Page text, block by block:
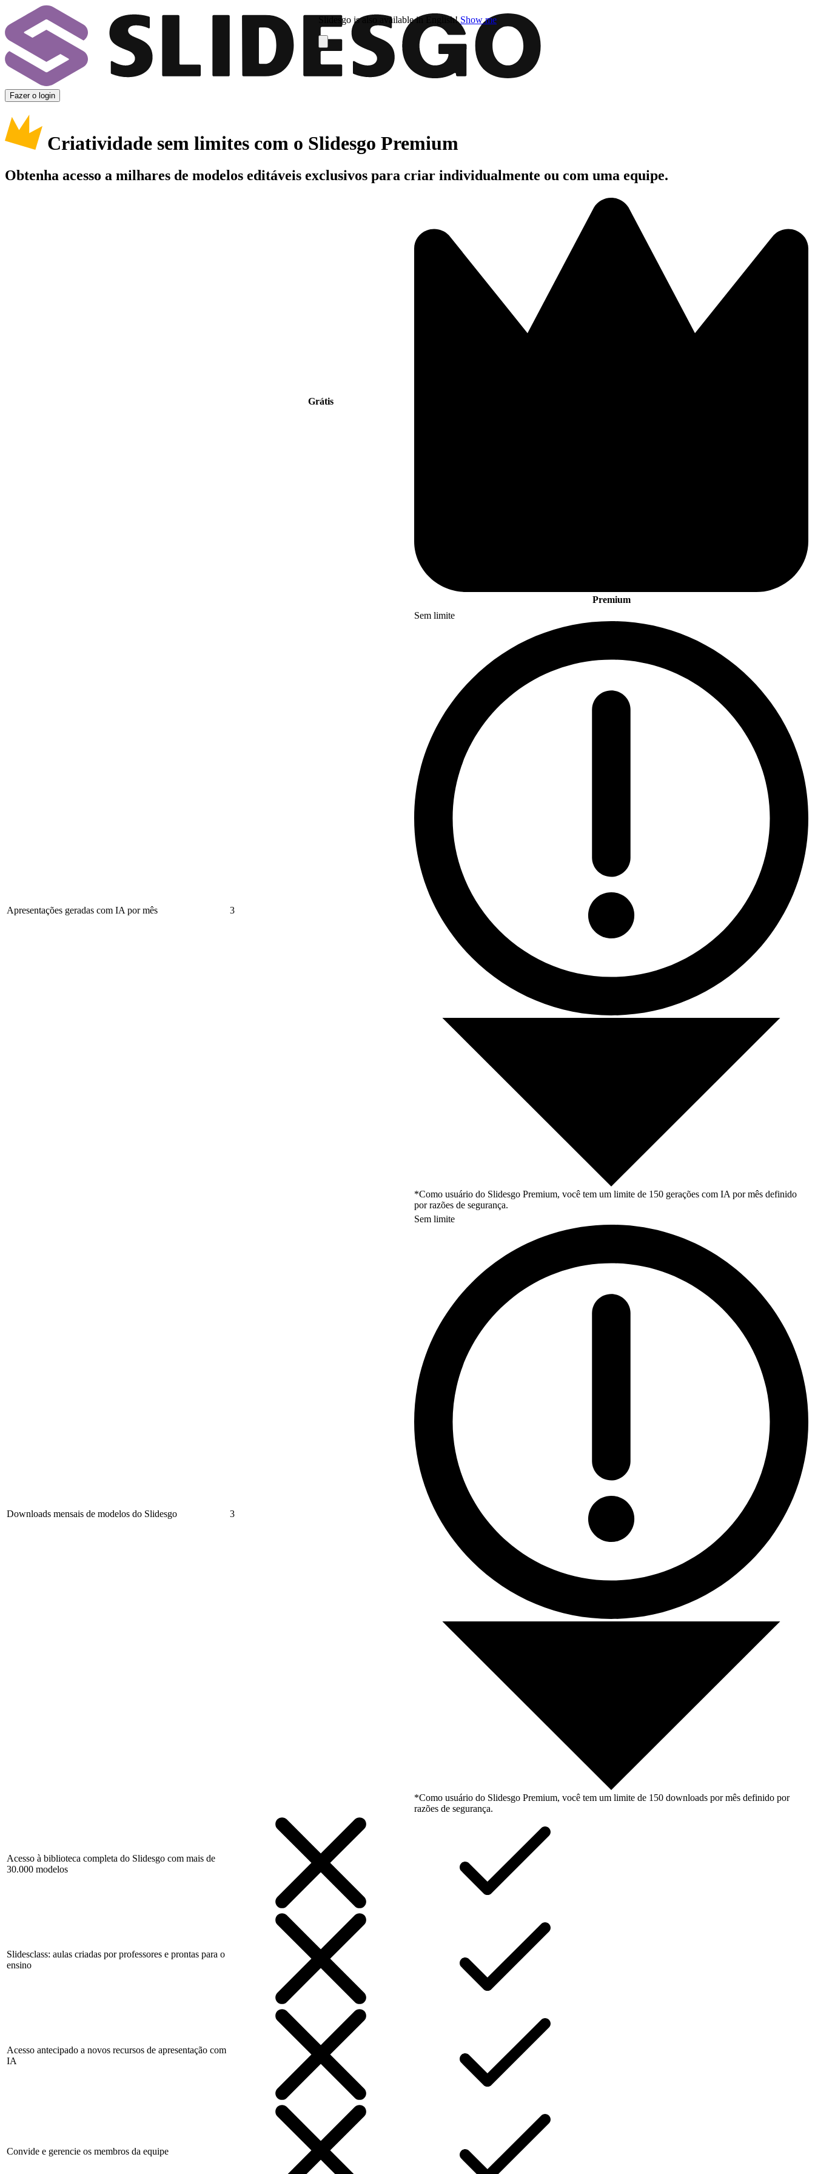
Slidesgo is also available in English! Show me
Fazer o login
Criatividade sem limites com o Slidesgo Premium
Obtenha acesso a milhares de modelos editáveis exclusivos para criar individualmente ou com uma equipe.
Grátis
Premium
Apresentações geradas com IA por mês 3
Sem limite
*Como usuário do Slidesgo Premium, você tem um limite de 150 gerações com IA por mês definido
por razões de segurança.
Downloads mensais de modelos do Slidesgo 3
Sem limite
*Como usuário do Slidesgo Premium, você tem um limite de 150 downloads por mês definido por
razões de segurança.
Acesso à biblioteca completa do Slidesgo com mais de
30.000 modelos
Slidesclass: aulas criadas por professores e prontas para o
ensino
Acesso antecipado a novos recursos de apresentação com
IA
Convide e gerencie os membros da equipe